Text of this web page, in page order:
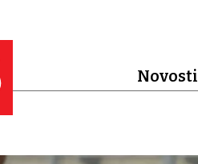
Novosti